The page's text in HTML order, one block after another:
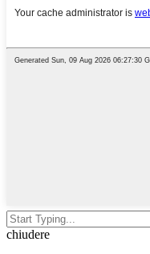
chiudere